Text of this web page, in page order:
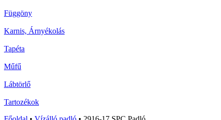
Függöny
Karnis, Árnyékolás
Tapéta
Műfű
Lábtörlő
Tartozékok